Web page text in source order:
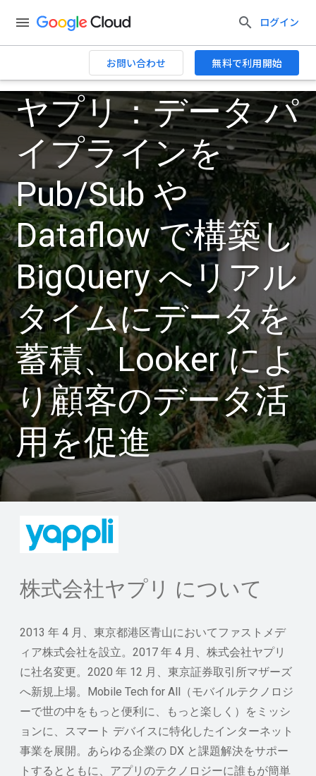
ログイン
お問い合わせ 無料で利用開始
ヤプリ：データ パ
イプラインを
Pub/Sub や
Dataflow で構築し
BigQuery へリアル
タイムにデータを
蓄積、Looker によ
り顧客のデータ活
用を促進
株式会社ヤプリ について
2013 年 4 月、東京都港区青山においてファストメデ
ィア株式会社を設立。2017 年 4 月、株式会社ヤプリ
に社名変更。2020 年 12 月、東京証券取引所マザーズ
へ新規上場。Mobile Tech for All（モバイルテクノロジ
ーで世の中をもっと便利に、もっと楽しく）をミッシ
ョンに、スマート デバイスに特化したインターネット
事業を展開。あらゆる企業の DX と課題解決をサポー
トするとともに、アプリのテクノロジーに誰もが簡単